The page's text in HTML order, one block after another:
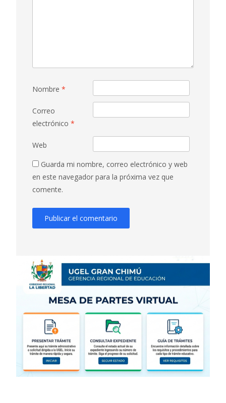
Nombre *
Correo
electrónico *
Web
Guarda mi nombre, correo electrónico y web
en este navegador para la próxima vez que
comente.